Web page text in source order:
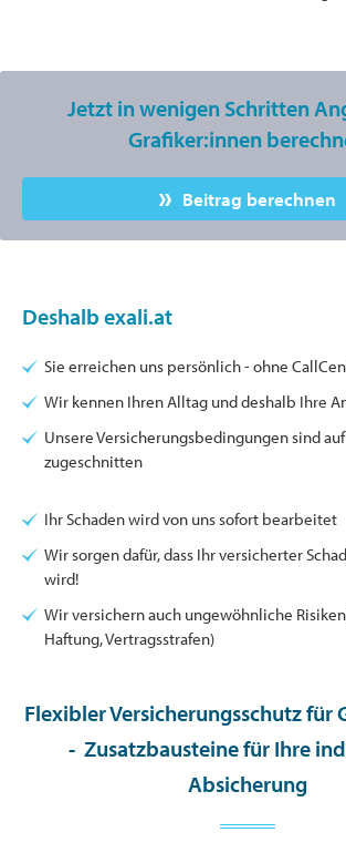
Jetzt in wenigen Schritten
Grafiker:innen
Beitrag berechnen
Deshalb exali.at
Sie erreichen uns persönlich - ohne
Wir kennen Ihren Alltag und deshalb Ihre
Unsere Versicherungsbedingungen sind
zugeschnitten
Ihr Schaden wird von uns sofort bearbeitet
Wir sorgen dafür, dass Ihr versicherter
wird!
Wir versichern auch ungewöhnliche
Haftung, Vertragsstrafen)
Flexibler Versicherungsschutz für
- Zusatzbausteine für Ihre
Absicherung